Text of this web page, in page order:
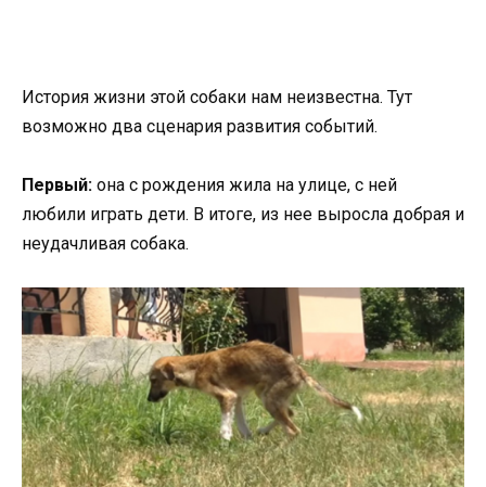
История жизни этой собаки нам неизвестна. Тут
возможно два сценария развития событий.
Первый: она с рождения жила на улице, с ней
любили играть дети. В итоге, из нее выросла добрая и
неудачливая собака.